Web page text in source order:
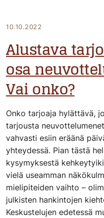
10.10.2022
Alustava
osa
Vai onko?
Onko tarjoaja hylättävä,
tarjousta
vahvasti esiin eräänä
yhteydessä. Pian tästä
kysymyksestä
vielä useamman
mielipiteiden vaihto –
julkisten hankintojen
Keskustelujen edetessä